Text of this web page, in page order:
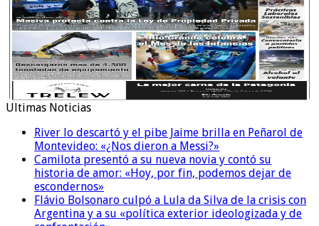
Ultimas Noticias
River lo descartó y el pibe Jaime brilla en Peñarol de
Montevideo: «¿Nos dieron a Messi?»
Camilota presentó a su nueva novia y contó su
historia de amor: «Hoy, por fin, podemos dejar de
escondernos»
Flávio Bolsonaro culpó a Lula da Silva de la crisis con
Argentina y a su «política exterior ideologizada y de